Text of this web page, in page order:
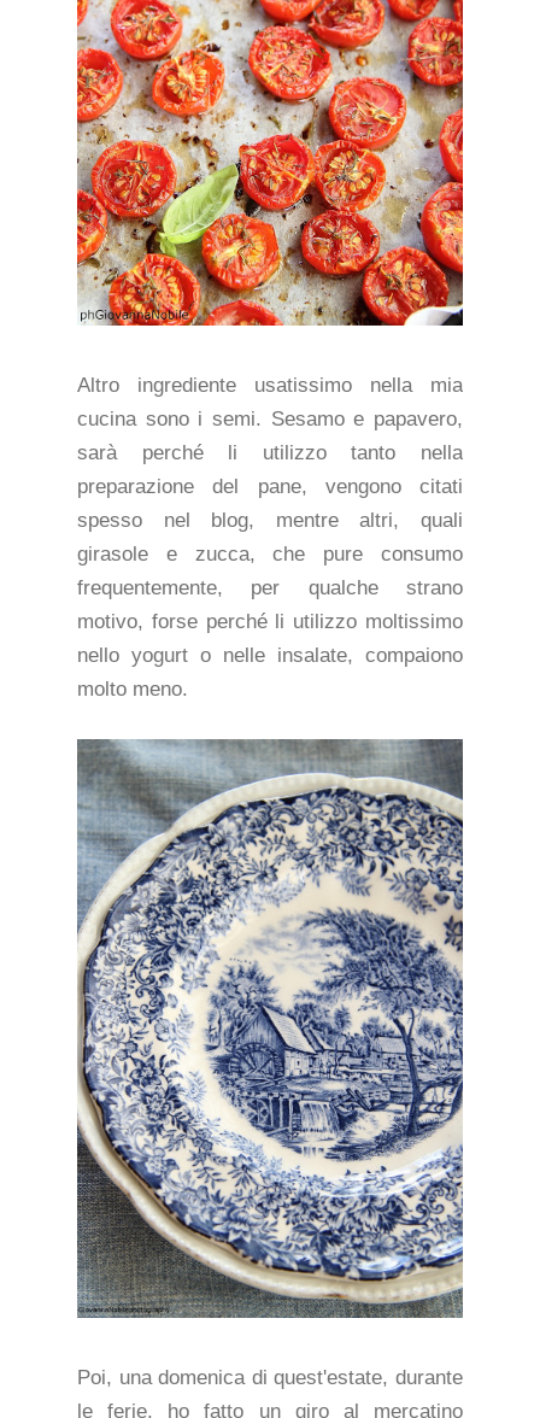
Altro ingrediente usatissimo nella mia
cucina sono i semi. Sesamo e papavero,
sarà perché li utilizzo tanto nella
preparazione del pane, vengono citati
spesso nel blog, mentre altri, quali
girasole e zucca, che pure consumo
frequentemente, per qualche strano
motivo, forse perché li utilizzo moltissimo
nello yogurt o nelle insalate, compaiono
molto meno.
Poi, una domenica di quest'estate, durante
le ferie, ho fatto un giro al mercatino